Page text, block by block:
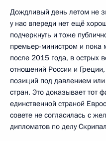
Дождливый день летом не
у нас впереди нет ещё
подчеркнуть и тоже
премьер-министром и пока
после 2015 года, в острых
отношений России и
позиций под давлением
стран. Это доказывает тот
единственной страной
совете не согласилась с
дипломатов по делу